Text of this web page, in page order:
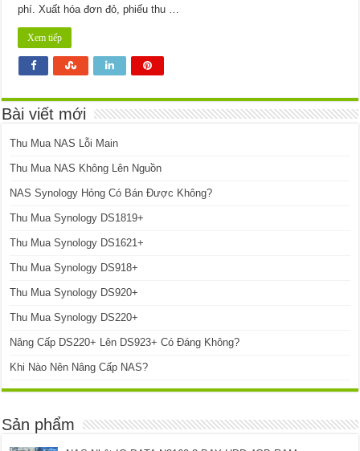
phí. Xuất hóa đơn đỏ, phiếu thu …
Xem tiếp
Bài viết mới
Thu Mua NAS Lỗi Main
Thu Mua NAS Không Lên Nguồn
NAS Synology Hỏng Có Bán Được Không?
Thu Mua Synology DS1819+
Thu Mua Synology DS1621+
Thu Mua Synology DS918+
Thu Mua Synology DS920+
Thu Mua Synology DS220+
Nâng Cấp DS220+ Lên DS923+ Có Đáng Không?
Khi Nào Nên Nâng Cấp NAS?
Sản phẩm